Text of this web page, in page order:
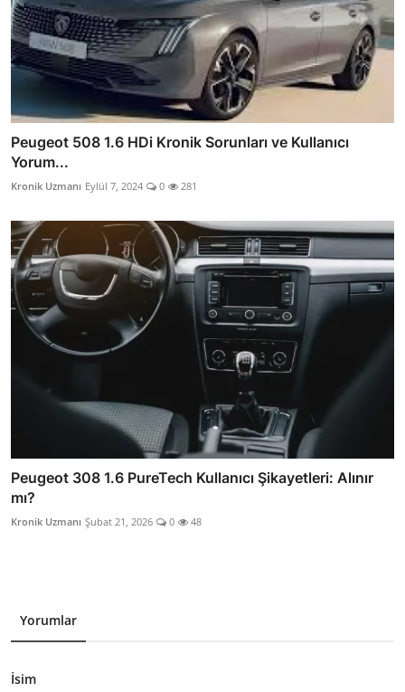
Peugeot 508 1.6 HDi Kronik Sorunları ve Kullanıcı
Yorum...
Kronik Uzmanı Eylül 7, 2024 0 281
Peugeot 308 1.6 PureTech Kullanıcı Şikayetleri: Alınır
mı?
Kronik Uzmanı Şubat 21, 2026 0 48
Yorumlar
İsim